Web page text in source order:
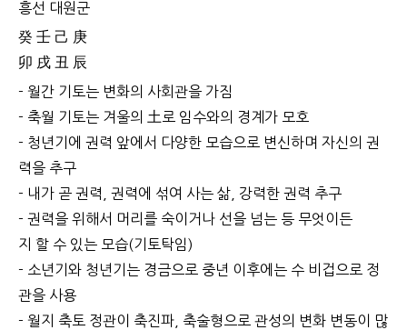
흥선 대원군
癸 壬 己 庚
卯 戌 丑 辰
- 월간 기토는 변화의 사회관을 가짐
- 축월 기토는 겨울의 土로 임수와의 경계가 모호
- 청년기에 권력 앞에서 다양한 모습으로 변신하며 자신의 권
력을 추구
- 내가 곧 권력, 권력에 섞여 사는 삶, 강력한 권력 추구
- 권력을 위해서 머리를 숙이거나 선을 넘는 등 무엇이든
지 할 수 있는 모습(기토탁임)
- 소년기와 청년기는 경금으로 중년 이후에는 수 비겁으로 정
관을 사용
- 월지 축토 정관이 축진파, 축술형으로 관성의 변화 변동이 많